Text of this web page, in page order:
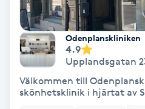
Personlig tränare
Picolaser
Piercing
Odenplanskliniken
4.9
Upplandsgatan
Välkommen till
skönhetsklinik i hjärtat av